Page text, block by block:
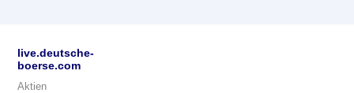
live.deutsche-
boerse.com
Aktien